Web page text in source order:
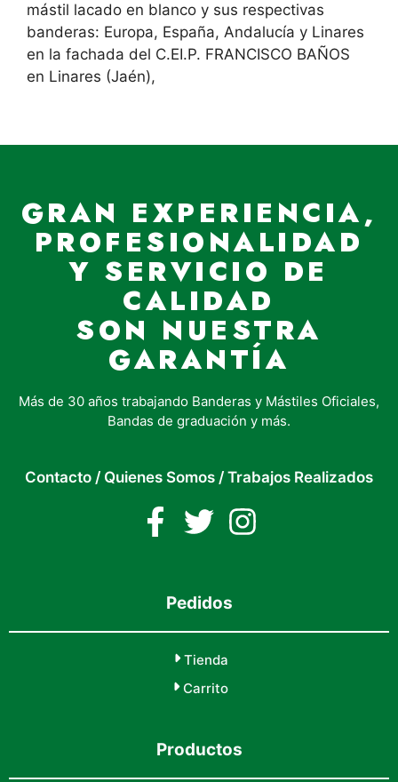
mástil lacado en blanco y sus respectivas
banderas: Europa, España, Andalucía y Linares
en la fachada del C.EI.P. FRANCISCO BAÑOS
en Linares (Jaén),
GRAN EXPERIENCIA,
PROFESIONALIDAD
Y SERVICIO DE
CALIDAD
SON NUESTRA
GARANTÍA
Más de 30 años trabajando Banderas y Mástiles Oficiales,
Bandas de graduación y más.
Contacto / Quienes Somos / Trabajos Realizados
Pedidos
Tienda
Carrito
Productos